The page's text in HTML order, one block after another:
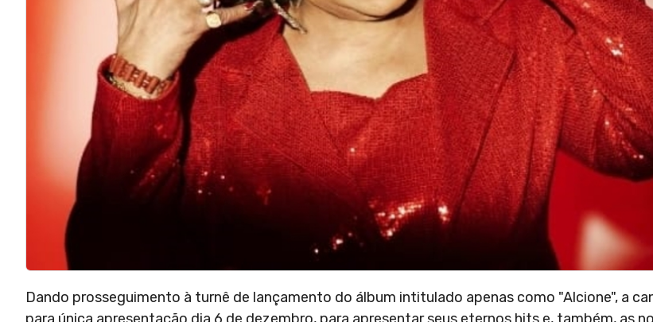
Dando prosseguimento à turnê de lançamento do álbum intitulado apenas como "Alcione", a